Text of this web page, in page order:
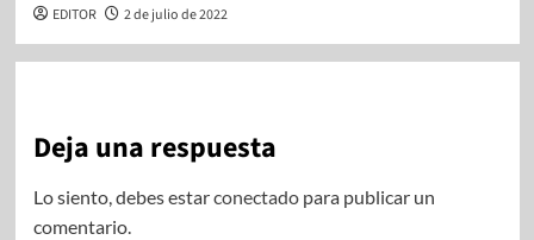
EDITOR 2 de julio de 2022
Deja una respuesta
Lo siento, debes estarconectadopara publicar un
comentario.